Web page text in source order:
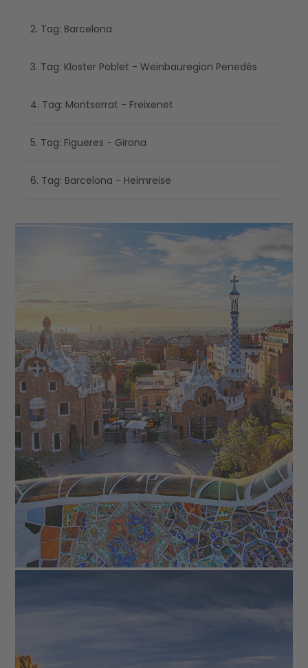
2. Tag: Barcelona
3. Tag: Kloster Poblet - Weinbauregion Penedés
4. Tag: Montserrat - Freixenet
5. Tag: Figueres - Girona
6. Tag: Barcelona - Heimreise